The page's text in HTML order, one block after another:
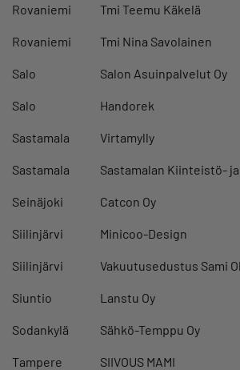
Rovaniemi Tmi Teemu Käkelä
Rovaniemi Tmi Nina Savolainen
Salo Salon Asuinpalvelut Oy
Salo Handorek
Sastamala Virtamylly
Sastamala Sastamalan Kiinteistö-
Seinäjoki Catcon Oy
Siilinjärvi Minicoo-Design
Siilinjärvi Vakuutusedustus Sami
Siuntio Lanstu Oy
Sodankylä Sähkö-Temppu Oy
Tampere SIIVOUS MAMI